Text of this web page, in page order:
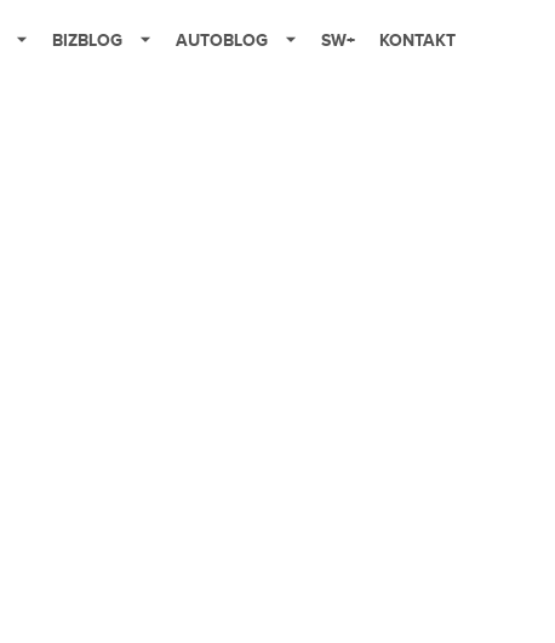
BIZBLOG AUTOBLOG SW+ KONTAKT